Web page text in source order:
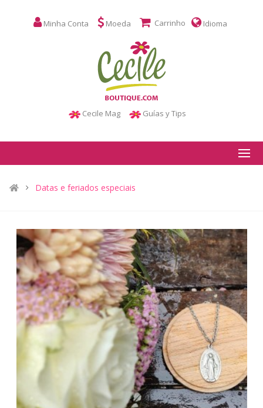
Minha Conta Moeda Carrinho Idioma
Cecile Mag Guías y Tips
Datas e feriados especiais